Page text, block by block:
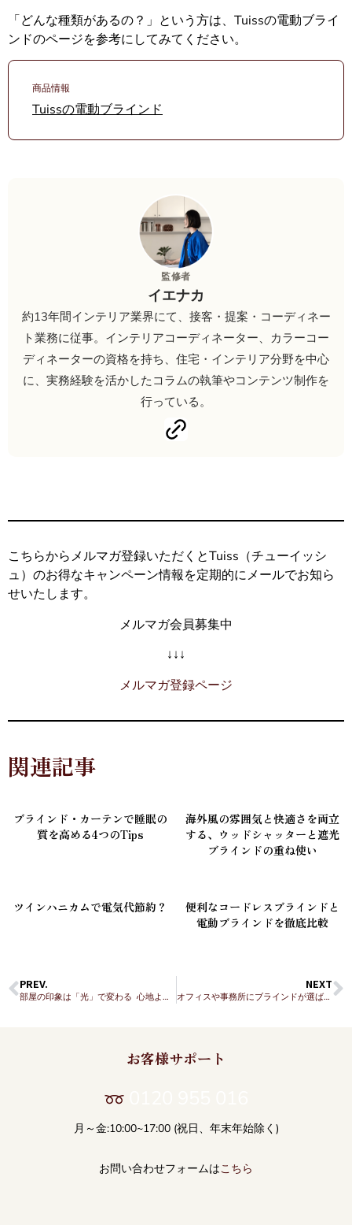
「どんな種類があるの？」という方は、Tuissの電動ブライ
ンドのページを参考にしてみてください。
商品情報
Tuissの電動ブラインド
監修者
イエナカ
約13年間インテリア業界にて、接客・提案・コーディネー
ト業務に従事。インテリアコーディネーター、カラーコー
ディネーターの資格を持ち、住宅・インテリア分野を中心
に、実務経験を活かしたコラムの執筆やコンテンツ制作を
行っている。
こちらからメルマガ登録いただくとTuiss（チューイッシ
ュ）のお得なキャンペーン情報を定期的にメールでお知ら
せいたします。
メルマガ会員募集中
↓↓↓
メルマガ登録ページ
関連記事
ブラインド・カーテンで睡眠の
質を高める4つのTips
海外風の雰囲気と快適さを両立
する、ウッドシャッターと遮光
ブラインドの重ね使い
ツインハニカムで電気代節約？
便利なコードレスブラインドと
電動ブラインドを徹底比較
PREV.
部屋の印象は「光」で変わる 心地よい空間のつくり方
NEXT
オフィスや事務所にブラインドが選ばれる理由を徹底解説
お客様サポート
月～金:10:00~17:00 (祝日、年末年始除く)
お問い合わせフォームはこちら